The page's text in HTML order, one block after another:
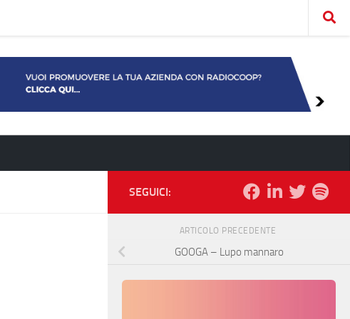
SEGUICI:
ARTICOLO PRECEDENTE
GOOGA – Lupo mannaro